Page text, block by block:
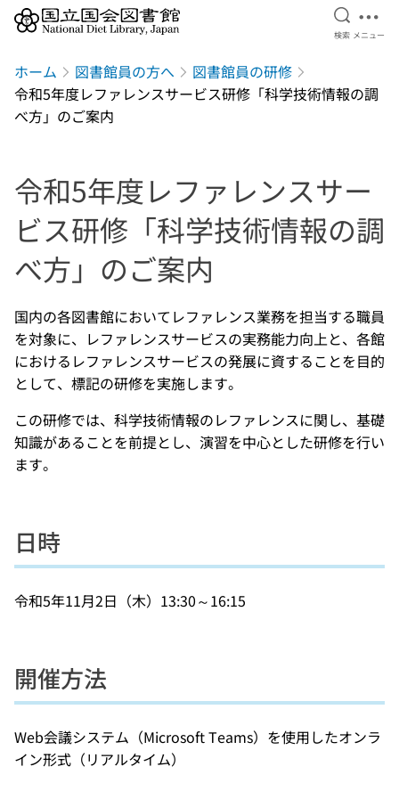
検索を
検索 メ
メニュー
ホーム 図書館員の方へ
図書館員の研修
令和5年度レファレンスサービス研修「科学技術情報の調
べ方」のご案内
令和5年度レファレンスサー
ビス研修「科学技術情報の調
べ方」のご案内
国内の各図書館においてレファレンス業務を担当する職員
を対象に、レファレンスサービスの実務能力向上と、各館
におけるレファレンスサービスの発展に資することを目的
として、標記の研修を実施します。
この研修では、科学技術情報のレファレンスに関し、基礎
知識があることを前提とし、演習を中心とした研修を行い
ます。
日時
令和5年11月2日（木）13:30～16:15
開催方法
Web会議システム（Microsoft Teams）を使用したオンラ
イン形式（リアルタイム）